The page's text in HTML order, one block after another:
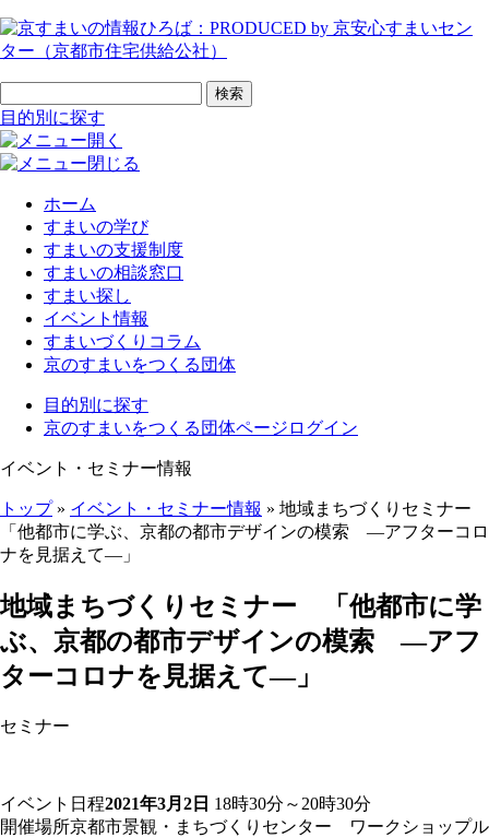
ページの先頭です
検索
目的別に探す
ホーム
すまいの学び
すまいの支援制度
すまいの相談窓口
すまい探し
イベント情報
すまいづくりコラム
京のすまいをつくる団体
目的別に探す
京のすまいをつくる団体ページログイン
イベント・セミナー情報
トップ» イベント・セミナー情報 » 地域まちづくりセミナー
「他都市に学ぶ、京都の都市デザインの模索 ―アフターコロ
ナを見据えて―」
ここから本文です。
地域まちづくりセミナー 「他都市に学
ぶ、京都の都市デザインの模索 ―アフ
ターコロナを見据えて―」
セミナー
イベント日程2021年3月2日 18時30分～20時30分
開催場所京都市景観・まちづくりセンター ワークショップル